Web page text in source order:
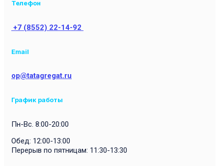
Телефон
+7 (8552) 22-14-92
Email
op@tatagregat.ru
График работы
Пн-Вс. 8:00-20:00
Обед: 12:00-13:00
Перерыв по пятницам: 11:30-13:30